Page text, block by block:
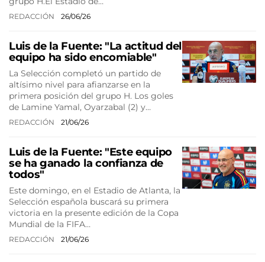
REDACCIÓN 26/06/26
Luis de la Fuente: "La actitud del
equipo ha sido encomiable"
La Selección completó un partido de
altísimo nivel para afianzarse en la
primera posición del grupo H. Los goles
de Lamine Yamal, Oyarzabal (2) y…
REDACCIÓN 21/06/26
Luis de la Fuente: "Este equipo
se ha ganado la confianza de
todos"
Este domingo, en el Estadio de Atlanta, la
Selección española buscará su primera
victoria en la presente edición de la Copa
Mundial de la FIFA…
REDACCIÓN 21/06/26